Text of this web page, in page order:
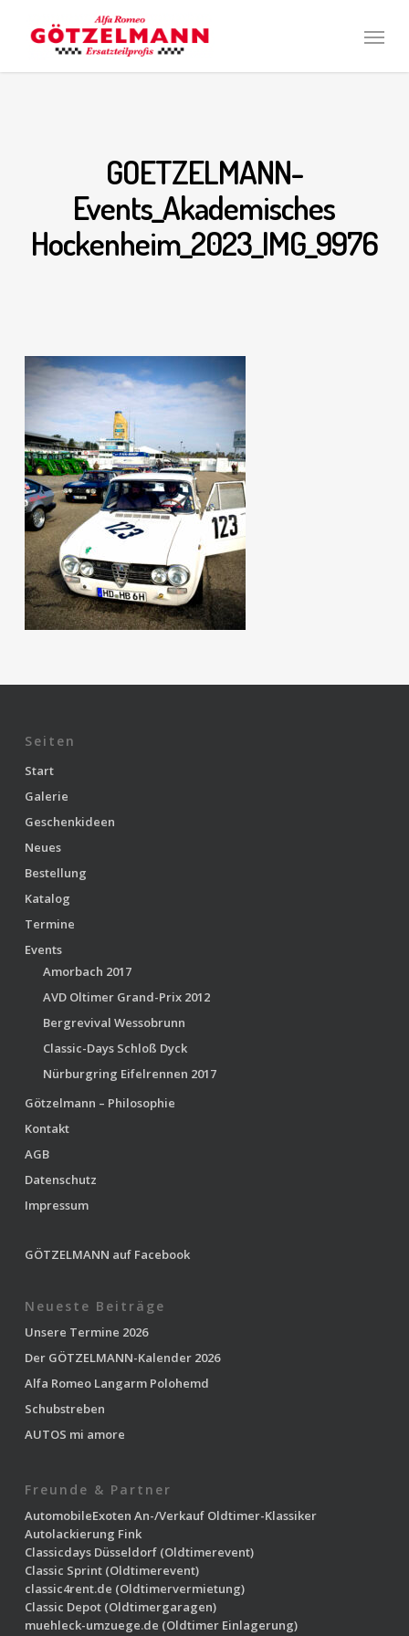
Menu
GOETZELMANN-
Events_Akademisches
Hockenheim_2023_IMG_9976
Seiten
Start
Galerie
Geschenkideen
Neues
Bestellung
Katalog
Termine
Events
Amorbach 2017
AVD Oltimer Grand-Prix 2012
Bergrevival Wessobrunn
Classic-Days Schloß Dyck
Nürburgring Eifelrennen 2017
Götzelmann – Philosophie
Kontakt
AGB
Datenschutz
Impressum
GÖTZELMANN auf Facebook
Neueste Beiträge
Unsere Termine 2026
Der GÖTZELMANN-Kalender 2026
Alfa Romeo Langarm Polohemd
Schubstreben
AUTOS mi amore
Freunde & Partner
AutomobileExoten An-/Verkauf Oldtimer-Klassiker
Autolackierung Fink
Classicdays Düsseldorf(Oldtimerevent)
Classic Sprint(Oldtimerevent)
classic4rent.de (Oldtimervermietung)
Classic Depot(Oldtimergaragen)
muehleck-umzuege.de (Oldtimer Einlagerung)